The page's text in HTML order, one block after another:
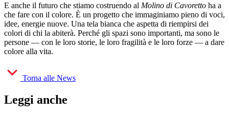
E anche il futuro che stiamo costruendo al Molino di Cavoretto ha a
che fare con il colore. È un progetto che immaginiamo pieno di voci,
idee, energie nuove. Una tela bianca che aspetta di riempirsi dei
colori di chi la abiterà. Perché gli spazi sono importanti, ma sono le
persone — con le loro storie, le loro fragilità e le loro forze — a dare
colore alla vita.
Torna alle News
Leggi anche